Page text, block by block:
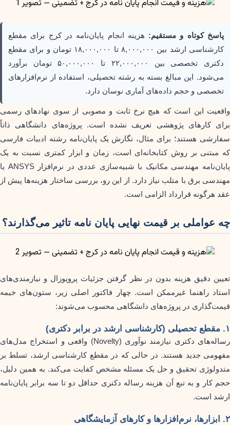
پاسخ کوتاه و مستقیم: هزینه انجام پایان‌نامه در کرج برای مقطع
کارشناسی ارشد بین ۸,۰۰۰,۰۰۰ تا ۱۸,۰۰۰,۰۰۰ تومان و برای مقطع
دکتری تخصصی بین ۲۲,۰۰۰,۰۰۰ تا ۵۰,۰۰۰,۰۰۰ تومان برآورد
می‌شود. این مبالغ بسته به رشته تحصیلی، استفاده از نرم‌افزارهای
تخصصی و حجم داده‌های آماری نوسان دارد.
واقعیت این است که هیچ نرخ ثابت و مصوبی از سوی نهادهای رسمی
برای کارهای پژوهشی تعریف نشده است. پروژه‌های دانشگاهی ذاتاً
سفارشی هستند؛ برای مثال، نگارش یک پایان‌نامه رشته ادبیات فارسی
که مبتنی بر روش کتابخانه‌ای است، زمان و ابزار کمتری نسبت به یک
پایان‌نامه مهندسی مکانیک با شبیه‌سازی عددی در نرم‌افزار ANSYS یا
مهندسی برق با متلب نیاز دارد. از این رو، بررسی ساختار هزینه‌ها پیش از
عقد هرگونه قرارداد الزامی است.
چه عواملی بر قیمت نهایی پایان نامه تاثیر می‌گذارند؟
تعیین دقیق هزینه بدون در نظر گرفتن جزئیات پروپوزال و نیازمندی‌های
استاد راهنما غیرممکن است. چهار فاکتور اصلی زیر، ستون‌های خیمه
قیمت‌گذاری در پروژه‌های دانشگاهی محسوب می‌شوند:
۱. مقطع تحصیلی (کارشناسی ارشد در برابر دکتری)
رساله‌های دکتری نیازمند نوآوری (Novelty) واقعی و استخراج مدل‌های
مفهومی جدید هستند. در حالی که در مقطع کارشناسی ارشد، تسلط بر
متدولوژی تحقیق و حل یک مسئله مشخص کفایت می‌کند. به همین دلیل،
حجم کار و به تبع آن هزینه رساله دکتری حداقل دو تا سه برابر پایان‌نامه
ارشد است.
۲. ابزارها، نرم‌افزارها و کارهای آزمایشگاهی